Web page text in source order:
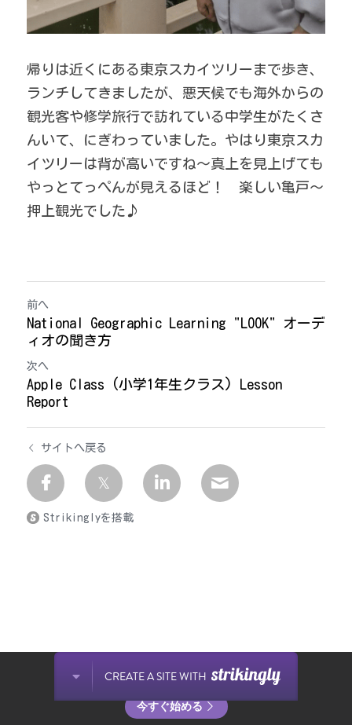
帰りは近くにある東京スカイツリーまで歩き、
ランチしてきましたが、悪天候でも海外からの
観光客や修学旅行で訪れている中学生がたくさ
んいて、にぎわっていました。やはり東京スカ
イツリーは背が高いですね～真上を見上げても
やっとてっぺんが見えるほど！　楽しい亀戸～
押上観光でした♪
前へ
National Geographic Learning "LOOK" オーデ
ィオの聞き方
次へ
Apple Class (小学1年生クラス) Lesson
Report
サイトへ戻る
Strikinglyを搭載
CREATE A SITE WITH
今すぐに無料でウェブサイトを作成しましょう！
今すぐ始める
メールで問合せ